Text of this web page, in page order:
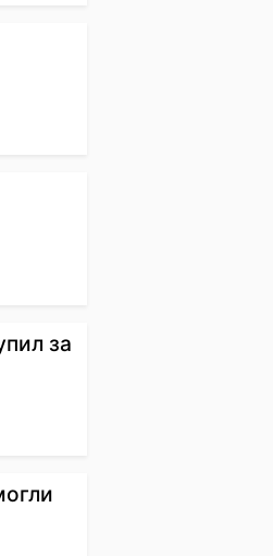
за